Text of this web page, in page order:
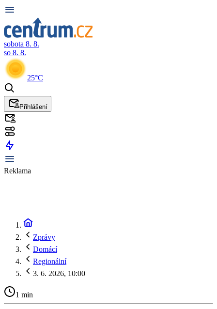
sobota 8. 8.
so 8. 8.
25°C
Přihlášení
Reklama
Zprávy
Domácí
Regionální
3. 6. 2026, 10:00
1 min